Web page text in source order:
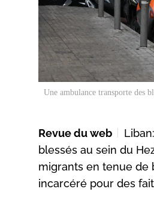
Une ambulance transporte des
Revue du web
blessés au sein du
migrants en tenue de
incarcéré pour des